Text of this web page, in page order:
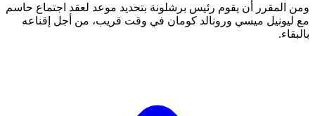
ومن المقرر أن يقوم رئيس برشلونة بتحديد موعد لعقد اجتماع حاسم
مع ليونيل ميسي ورونالد كومان في وقت قريب، من أجل إقناعه
بالبقاء.